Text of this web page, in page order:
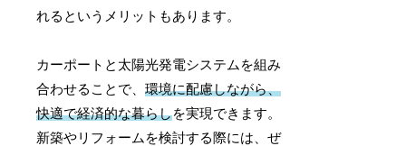
れるというメリットもあります。
カーポートと太陽光発電システムを組み
合わせることで、環境に配慮しながら、
快適で経済的な暮らしを実現できます。
新築やリフォームを検討する際には、ぜ